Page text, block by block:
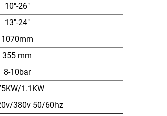
10"-26"
13"-24"
1070mm
355 mm
8-10bar
1.1KW
380v 50/60hz